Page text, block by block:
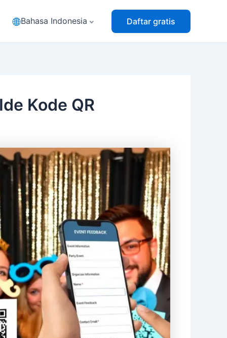
Bahasa Indonesia Daftar gratis
Kode QR